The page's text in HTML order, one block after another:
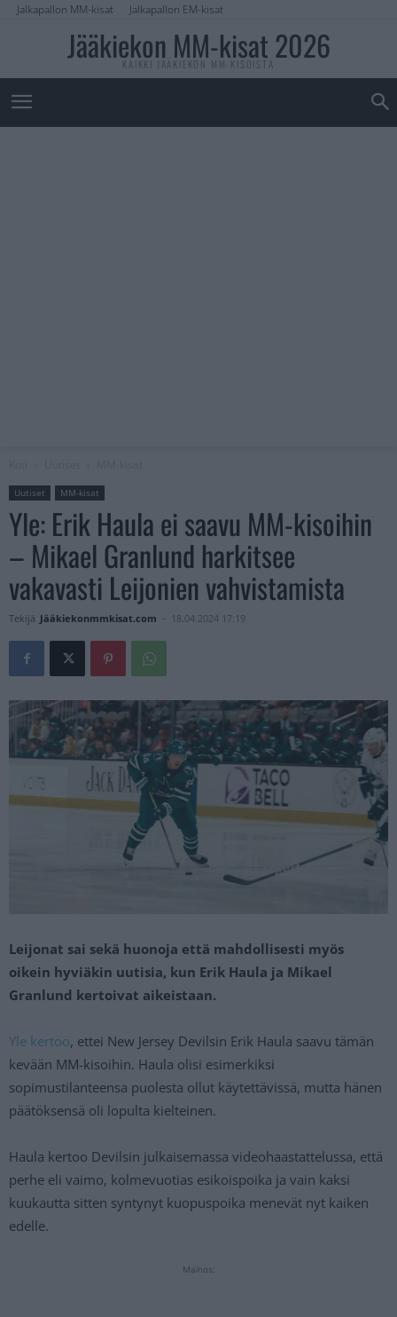
Jalkapallon MM-kisat Jalkapallon EM-kisat
Jääkiekon MM-kisat 2026
KAIKKI JÄÄKIEKON MM-KISOISTA
Uutiset MM-kisat
Yle: Erik Haula ei saavu MM-kisoihin
– Mikael Granlund harkitsee
vakavasti Leijonien vahvistamista
Tekijä Jääkiekonmmkisat.com - 18.04.2024 17:19
Leijonat sai sekä huonoja että mahdollisesti myös
oikein hyviäkin uutisia, kun Erik Haula ja Mikael
Granlund kertoivat aikeistaan.
Yle kertoo, ettei New Jersey Devilsin Erik Haula saavu tämän
kevään MM-kisoihin. Haula olisi esimerkiksi
sopimustilanteensa puolesta ollut käytettävissä, mutta hänen
päätöksensä oli lopulta kielteinen.
Haula kertoo Devilsin julkaisemassa videohaastattelussa, että
perhe eli vaimo, kolmevuotias esikoispoika ja vain kaksi
kuukautta sitten syntynyt kuopuspoika menevät nyt kaiken
edelle.
Mainos: